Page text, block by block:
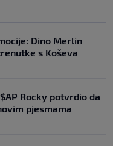
Dino Merlin
s Koševa
Rocky potvrdio da
pjesmama